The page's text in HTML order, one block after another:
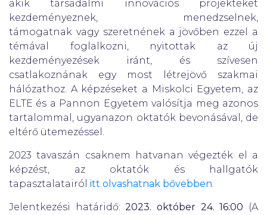
akik társadalmi innovációs projekteket
kezdeményeznek, menedzselnek,
támogatnak vagy szeretnének a jövőben ezzel a
témával foglalkozni, nyitottak az új
kezdeményezések iránt, és szívesen
csatlakoznának egy most létrejövő szakmai
hálózathoz. A képzéseket a Miskolci Egyetem, az
ELTE és a Pannon Egyetem valósítja meg azonos
tartalommal, ugyanazon oktatók bevonásával, de
eltérő ütemezéssel.
2023 tavaszán csaknem hatvanan végezték el a
képzést, az oktatók és hallgatók
tapasztalatairól itt olvashatnak bővebben.
Jelentkezési határidő:2023. október 24. 16:00 (A